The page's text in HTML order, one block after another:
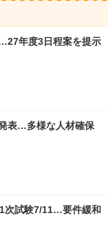
年度3日程案を提示
表…多様な人材確保
次試験7/11…要件緩和